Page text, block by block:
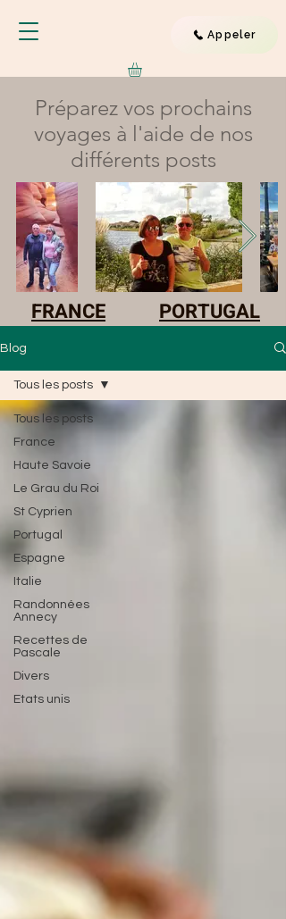
Appeler
Préparez vos prochains
voyages à l'aide de nos
différents posts
FRANCE PORTUGAL
Blog
Tous les posts
France
Haute Savoie
Le Grau du Roi
St Cyprien
Portugal
Espagne
Italie
Randonnées
Annecy
Recettes de
Pascale
Divers
Etats unis
Tous les posts